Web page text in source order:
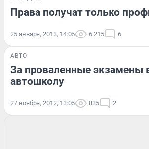
Права получат только
25 января, 2013, 14:05 6 215 6
АВТО
За проваленные экзамены
автошколу
27 ноября, 2012, 13:05 835 2